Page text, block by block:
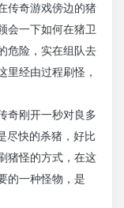
传奇游戏傍边的猪
会一下如何在猪卫
危险，实在组队去
里经由过程刷怪，
奇刚开一秒对良多
尽快的杀猪，好比
猪怪的方式，在这
的一种怪物，是